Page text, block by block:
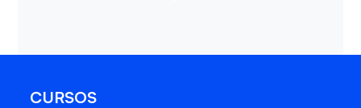
CURSOS